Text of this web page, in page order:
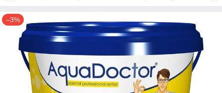
–3%